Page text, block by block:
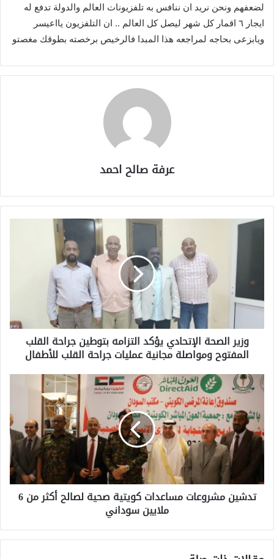
لضعفهم ونحن نريد ان ننافس به تلفزيونات العالم والدولة تدفع له
ايجار ٦ اقمار كل شهر ليصل كل العالم .. ان التلفزيون يااعيسر
ويابزعى بحاجه لمراجعه هذا المبدا فالرخيص برخصته بطوقك مغصتو
عرفة صالح احمد
وزير الصحة الإتحادي يؤكد التزامه بتوطين جراحة القلب
المفتوح ومواصلة مجانية عمليات جراحة القلب للأطفال
تدشين مشروعات مساعدات كويتية صحية لصالح أكثر من 6
ملايين سوداني